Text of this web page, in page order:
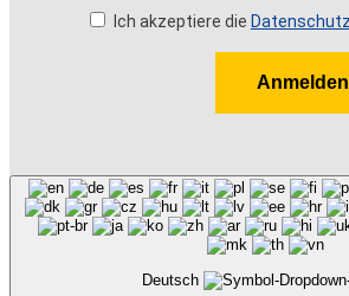
Ich akzeptiere die
Anmelden
Deutsch